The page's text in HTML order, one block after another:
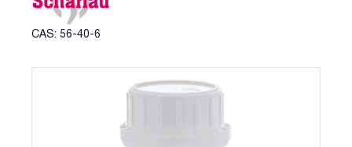
CAS: 56-40-6